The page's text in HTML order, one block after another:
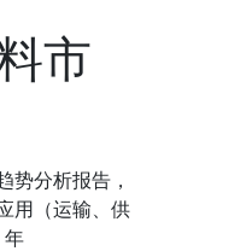
市
势分析报告，
用（运输、供
年